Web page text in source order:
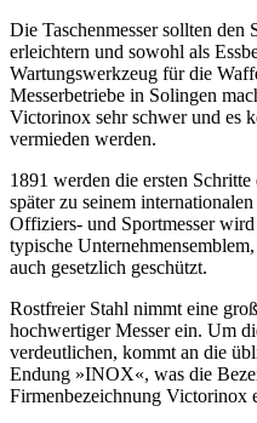
Die Taschenmesser sollten den
erleichtern und sowohl als
Wartungswerkzeug für die
Messerbetriebe in Solingen
Victorinox sehr schwer und es
vermieden werden.
1891 werden die ersten
später zu seinem
Offiziers- und Sportmesser
typische
auch gesetzlich geschützt.
Rostfreier Stahl nimmt eine
hochwertiger Messer ein. Um
verdeutlichen, kommt an die
Endung »INOX«, was die
Firmenbezeichnung Victorinox